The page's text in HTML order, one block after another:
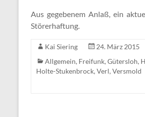
Aus gegebenem Anlaß, ein
Störerhaftung.
Kai Siering
24. März 2015
Allgemein, Freifunk, Gütersloh,
Holte-Stukenbrock, Verl, Versmold